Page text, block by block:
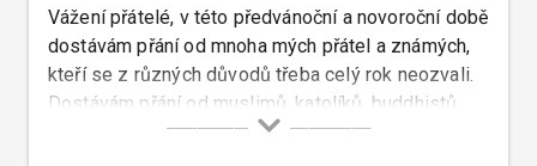
Vážení přátelé, v této předvánoční a novoroční době
dostávám přání od mnoha mých přátel a známých,
kteří se z různých důvodů třeba celý rok neozvali.
Dostávám přání od muslimů, katolíků, buddhistů,
hinduistů, židů, islámců i ateistů a mnoha jiných